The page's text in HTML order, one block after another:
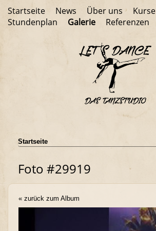
Startseite News Über uns
Kurse
Stundenplan
Galerie Referenzen
Startseite
Foto #29919
« zurück zum Album